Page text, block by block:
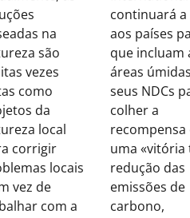
na
são
vezes
como
da
local
corrigir
locais
vez de
com a
continuará
aos países
que incluam
áreas
seus NDCs
colher a
recompensa
uma «vitória
redução das
emissões de
carbono,